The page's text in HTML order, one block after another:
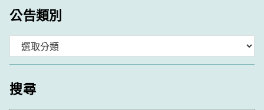
公告類別
類
搜尋